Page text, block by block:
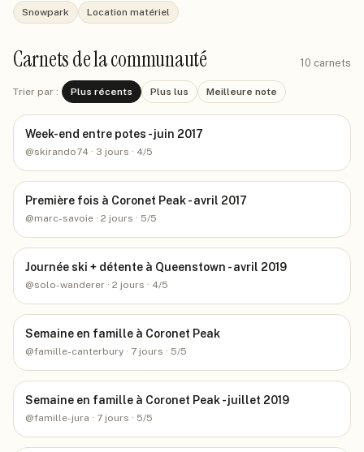
Snowpark Location matériel
Carnets de la communauté 10 carnets
Trier par : Plus récents Plus lus Meilleure note
Week-end entre potes - juin 2017
@skirando74 · 3 jours · 4/5
Première fois à Coronet Peak - avril 2017
@marc-savoie · 2 jours · 5/5
Journée ski + détente à Queenstown - avril 2019
@solo-wanderer · 2 jours · 4/5
Semaine en famille à Coronet Peak
@famille-canterbury · 7 jours · 5/5
Semaine en famille à Coronet Peak - juillet 2019
@famille-jura · 7 jours · 5/5